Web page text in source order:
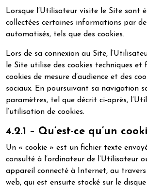
Lorsque l’Utilisateur visite le Site sont
collectées certaines informations par
automatisés, tels que des cookies.
Lors de sa connexion au Site,
le Site utilise des cookies techniques et
cookies de mesure d’audience et des
sociaux. En poursuivant sa navigation
paramètres, tel que décrit ci-après,
l’utilisation de cookies.
4.2.1 – Qu’est-ce qu’un
Un « cookie » est un fichier texte
consulté à l’ordinateur de l’Utilisateur
appareil connecté à Internet, au
web, qui est ensuite stocké sur le